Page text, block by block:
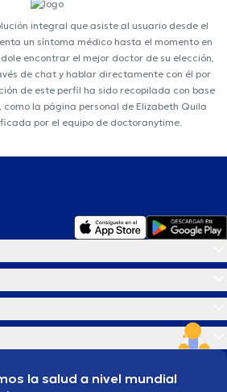
integral que asiste al usuario desde el
un síntoma médico hasta el momento en
encontrar el mejor doctor de su elección,
de chat y hablar directamente con él por
de este perfil ha sido recopilada con base
la página personal de Elizabeth Quila
por el equipo de doctoranytime.
la salud a nivel mundial